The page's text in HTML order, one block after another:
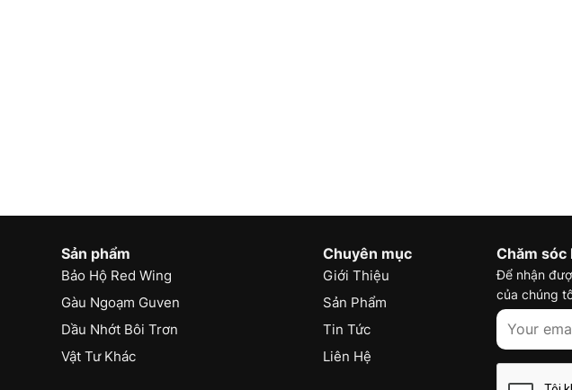
Sản phẩm
Bảo Hộ Red Wing
Gàu Ngoạm Guven
Dầu Nhớt Bôi Trơn
Vật Tư Khác
Chuyên mục
Giới Thiệu
Sản Phẩm
Tin Tức
Liên Hệ
Chăm sóc
Để nhận
của chúng